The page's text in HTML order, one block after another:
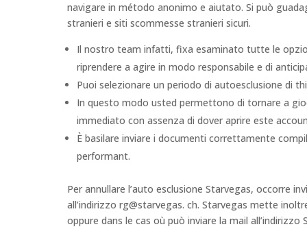
navigare in método anonimo e aiutato. Si può
stranieri e siti scommesse stranieri sicuri.
Il nostro team infatti, fixa esaminato tutte le
riprendere a agire in modo responsabile e di
Puoi selezionare un periodo di autoesclusione di
In questo modo usted permettono di tornare a
immediato con assenza di dover aprire este
È basilare inviare i documenti correttamente
performant.
Per annullare l’auto esclusione Starvegas, occorre
all’indirizzo rg@starvegas. ch. Starvegas mette
oppure dans le cas où può inviare la mail